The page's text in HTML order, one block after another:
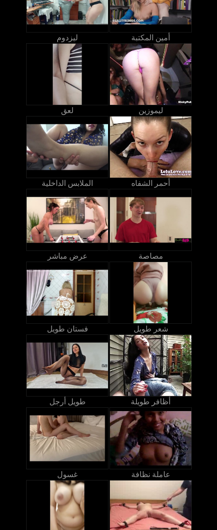
ليزدوم أمين المكتبة
لعق ليموزين
الملابس الداخلية أحمر الشفاه
عرض مباشر مصاصة
فستان طويل شعر طويل
طويل أرجل أظافر طويلة
غسول عاملة نظافة